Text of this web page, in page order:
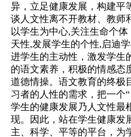
异，立足健康发展，构建
谈人文性离不开教材、教师
以学生为中心,关注生命个
天性,发展学生的个性,启迪
进学生的主动性，激发学生
的语文素养，积极的情感态
道德情操。语文教育的终极
习者的人性的需求，把一个
学生的健康发展乃人文性最
现。因此，站在学生健康发
主、科学、平等的平台，为